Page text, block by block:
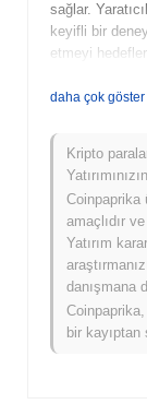
sağlar.
keyifli bir
etmeyi hedefler.
Dirty Street
sanatı
sanatçılardan
benzersiz
topluluğu
borsalarda
topluluk
sunduğu
daha da
Dirty
daha çok göster
Kripto
Coinpaprika
amaçlıdır
Yatırım
danışmana
bir kayıptan